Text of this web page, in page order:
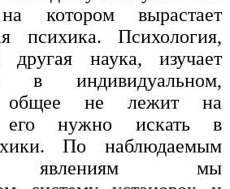
котором вырастает
психика. Психология,
наука, изучает
в индивидуальном,
общее не лежит на
его нужно искать в
По наблюдаемым
явлениям мы